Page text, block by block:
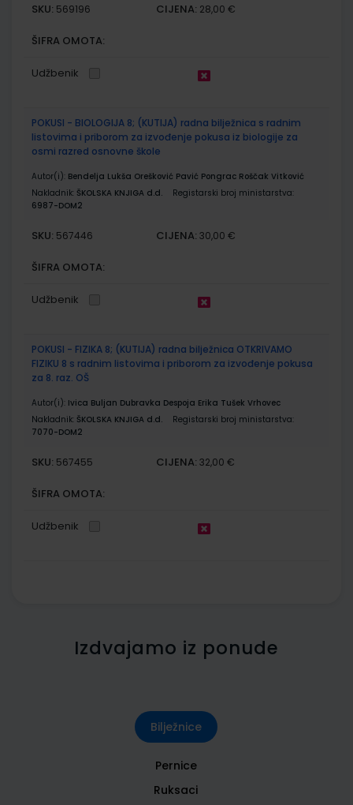
SKU: 569196 CIJENA: 28,00 €
ŠIFRA OMOTA:
Udžbenik
POKUSI - BIOLOGIJA 8; (KUTIJA) radna bilježnica s radnim
listovima i priborom za izvođenje pokusa iz biologije za
osmi razred osnovne škole
Autor(i): Bendelja Lukša Orešković Pavić Pongrac Roščak Vitković
Nakladnik: ŠKOLSKA KNJIGA d.d.
Registarski broj ministarstva:
6987-DOM2
SKU: 567446 CIJENA: 30,00 €
ŠIFRA OMOTA:
Udžbenik
POKUSI - FIZIKA 8; (KUTIJA) radna bilježnica OTKRIVAMO
FIZIKU 8 s radnim listovima i priborom za izvođenje pokusa
za 8. raz. OŠ
Autor(i): Ivica Buljan Dubravka Despoja Erika Tušek Vrhovec
Nakladnik: ŠKOLSKA KNJIGA d.d.
Registarski broj ministarstva:
7070-DOM2
SKU: 567455 CIJENA: 32,00 €
ŠIFRA OMOTA:
Udžbenik
Izdvajamo iz ponude
Bilježnice
Pernice
Ruksaci